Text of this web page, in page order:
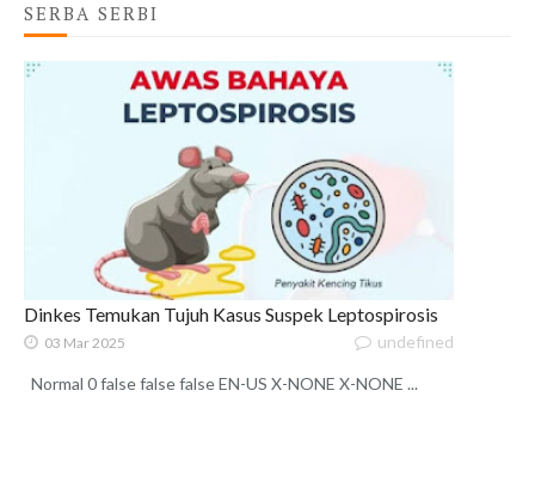
SERBA SERBI
Dinkes Temukan Tujuh Kasus Suspek Leptospirosis
03 Mar 2025 undefined
Normal 0 false false false EN-US X-NONE X-NONE ...